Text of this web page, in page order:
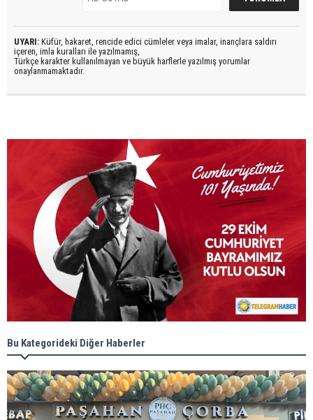
UYARI: Küfür, hakaret, rencide edici cümleler veya imalar, inançlara saldırı
içeren, imla kuralları ile yazılmamış,
Türkçe karakter kullanılmayan ve büyük harflerle yazılmış yorumlar
onaylanmamaktadır.
Bu Kategorideki Diğer Haberler